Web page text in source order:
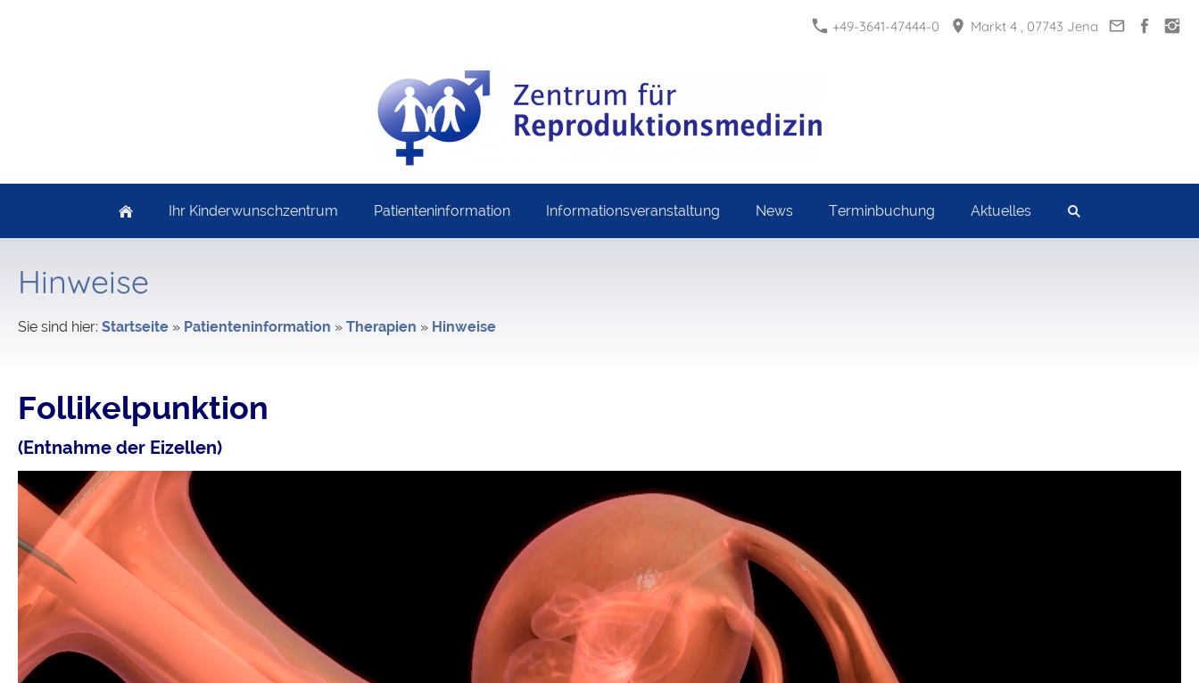
+49-3641-47444-0 Markt 4 , 07743 Jena
Ihr Kinderwunschzentrum Patienteninformation Informationsveranstaltung News Terminbuchung Aktuelles
Hinweise
Sie sind hier: Startseite » Patienteninformation » Therapien » Hinweise
Follikelpunktion
(Entnahme der Eizellen)